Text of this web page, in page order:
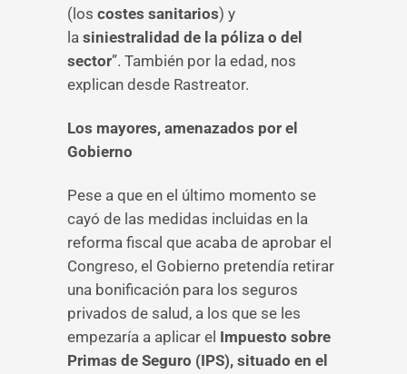
(los costes sanitarios) y
la siniestralidad de la póliza o del
sector”. También por la edad, nos
explican desde Rastreator.
Los mayores, amenazados por el
Gobierno
Pese a que en el último momento se
cayó de las medidas incluidas en la
reforma fiscal que acaba de aprobar el
Congreso, el Gobierno pretendía retirar
una bonificación para los seguros
privados de salud, a los que se les
empezaría a aplicar el Impuesto sobre
Primas de Seguro (IPS), situado en el